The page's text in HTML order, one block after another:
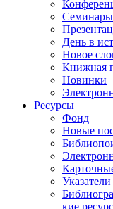
Семинары
День в
Новое
Книжная
Новинки
Ресурсы
Фонд
Новые
кие